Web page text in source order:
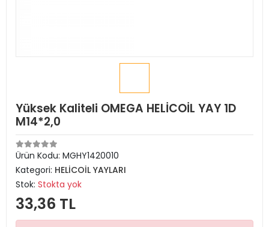
Yüksek Kaliteli OMEGA HELİCOİL YAY 1D
M14*2,0
Ürün Kodu: MGHY1420010
Kategori: HELİCOİL YAYLARI
Stok: Stokta yok
33,36 TL